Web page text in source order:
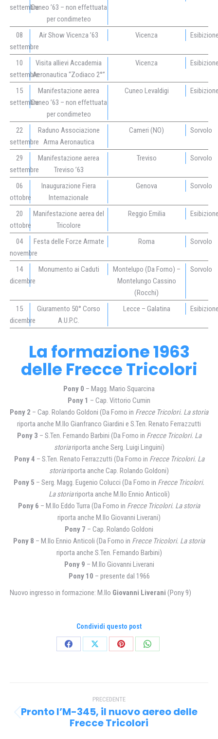
settembreCuneo ’63 – non effettuata
per condimeteo
08
settembre
Air Show Vicenza ’63 Vicenza
10
settembre
Visita allievi Accademia
Aeronautica “Zodiaco 2°”
Vicenza
15
settembre
Manifestazione aerea
Cuneo ’63 – non effettuata
per condimeteo
Cuneo Levaldigi
22
settembre
Raduno Associazione
Arma Aeronautica
Cameri (NO) Sorvolo
29
settembre
Manifestazione aerea
Treviso ’63
Treviso Sorvolo
06
ottobre
Inaugurazione Fiera
Internazionale
Genova Sorvolo
20
ottobre
Manifestazione aerea del
Tricolore
Reggio Emilia
04
novembre
Festa delle Forze Armate Roma Sorvolo
14
dicembre
Monumento ai Caduti
Montelupo (Da Forno) –
Montelungo Cassino
(Rocchi)
Sorvolo
15
dicembre
Giuramento 50° Corso
A.U.P.C.
Lecce – Galatina
La formazione 1963
delle Frecce Tricolori
Pony 0 – Magg. Mario Squarcina
Pony 1 – Cap. Vittorio Cumin
Pony 2 – Cap. Rolando Goldoni (Da Forno in Frecce Tricolori. La storia
riporta anche M.llo Gianfranco Giardini e S.Ten. Renato Ferrazzutti
Pony 3 – S.Ten. Fernando Barbini (Da Forno in Frecce Tricolori. La
storiariporta anche Serg. Luigi Linguini)
Pony 4 – S.Ten. Renato Ferrazzutti (Da Forno in Frecce Tricolori. La
storiariporta anche Cap. Rolando Goldoni)
Pony 5 – Serg. Magg. Eugenio Colucci (Da Forno in Frecce Tricolori.
La storiariporta anche M.llo Ennio Anticoli)
Pony 6 – M.llo Eddo Turra (Da Forno in Frecce Tricolori. La storia
riporta anche M.llo Giovanni Liverani)
Pony 7 – Cap. Rolando Goldoni
Pony 8 – M.llo Ennio Anticoli (Da Forno in Frecce Tricolori. La storia
riporta anche S.Ten. Fernando Barbini)
Pony 9 – M.llo Giovanni Liverani
Pony 10 – presente dal 1966
Nuovo ingresso in formazione: M.llo Giovanni Liverani (Pony 9)
Condividi questo post
CondividiCondividiCondividiCondividi
tra PRECEDENTE
Post
precedente:
Pronto l’M-345, il nuovo aereo delle
Frecce Tricolori